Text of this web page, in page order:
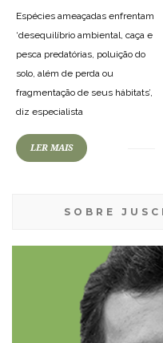
Espécies ameaçadas enfrentam
‘desequilíbrio ambiental, caça e
pesca predatórias, poluição do
solo, além de perda ou
fragmentação de seus hábitats’,
diz especialista
LER MAIS
SOBRE